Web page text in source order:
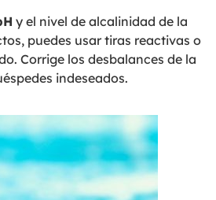
y el nivel de alcalinidad de la
puedes usar tiras reactivas o
Corrige los desbalances de la
indeseados.